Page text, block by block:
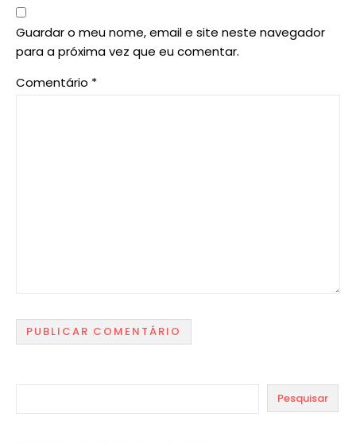
Guardar o meu nome, email e site neste navegador
para a próxima vez que eu comentar.
Comentário *
Pesquisar